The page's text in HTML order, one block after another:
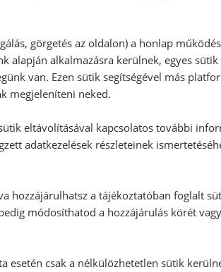
A tepsit a sütő középső részébe
Sütési idő: kb.: 20-22 perc
Kérjük, vegye figyelembe saját
Sütés után a táskákat még
görgetés az oldalon) a honlap
alapján alkalmazásra kerülnek, egyes
van. Ezen sütik segítségével más
megjeleníteni neked.
eltávolításával kapcsolatos további
adatkezelések részleteinek
hozzájárulhatsz a tájékoztatóban foglalt
módosíthatod a hozzájárulás körét
esetén csak a nélkülözhetetlen sütik